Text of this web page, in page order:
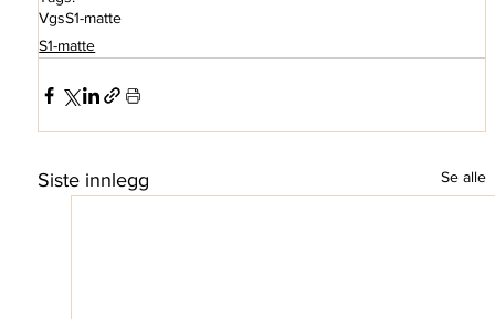
VgsS1-matte
S1-matte
Siste innlegg Se alle